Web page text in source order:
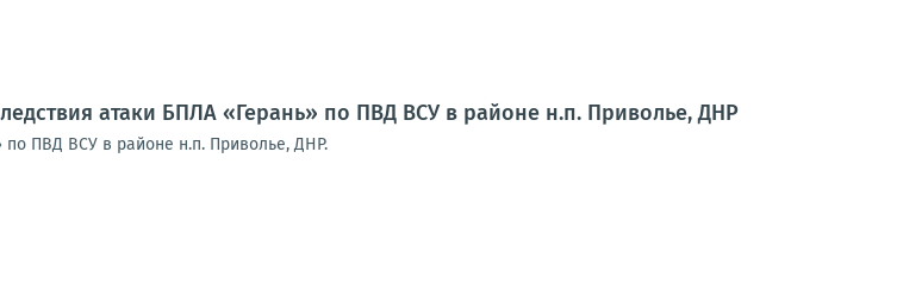
атаки БПЛА «Герань» по ПВД ВСУ в районе н.п. Приволье, ДНР
по ПВД ВСУ в районе н.п. Приволье, ДНР.